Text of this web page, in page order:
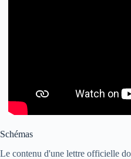
Schémas
Le contenu d'une lettre officielle